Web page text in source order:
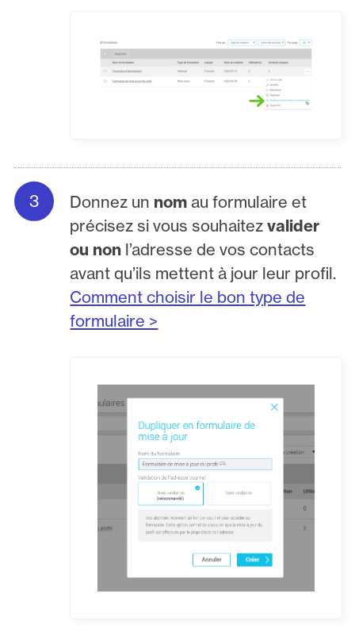
Donnez un nom au formulaire et
précisez si vous souhaitezvalider
ou non l’adresse de vos contacts
avant qu’ils mettent à jour leur profil.
Comment choisir le bon type de
formulaire >